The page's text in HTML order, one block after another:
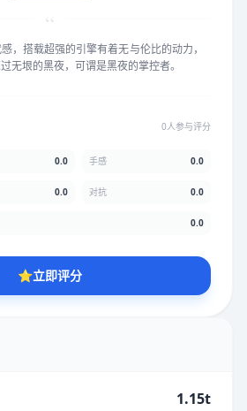
“
，搭载超强的引擎有着无与伦比的动力，
无垠的黑夜，可谓是黑夜的掌控者。
0人参与评分
0.0 手感 0.0
0.0 对抗 0.0
0.0
⭐立即评分
1.15t
5.0分
★ ★
★★★★★★